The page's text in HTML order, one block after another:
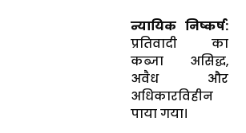
न्यायिक निष्कर्ष:
प्रतिवादी का
कब्जा असिद्ध,
अवैध और
अधिकारविहीन
पाया गया।